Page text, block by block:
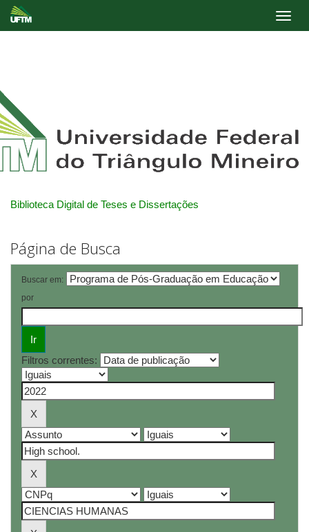
Biblioteca Digital de Teses e Dissertações
Página de Busca
Buscar em:
por
Filtros correntes: